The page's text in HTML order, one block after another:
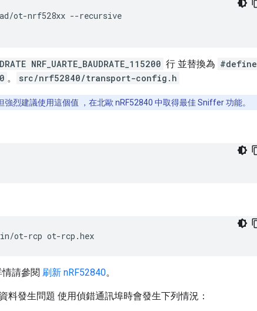
ot-nrf528xx --recursive
NRF_UARTE_BAUDRATE_115200 行 並替換為 #define
。 src/nrf52840/transport-config.h
烈建議使用這個值 ，在北歐 nRF52840 中取得最佳 Sniffer 功能。
ot-rcp ot-rcp.hex
請參閱 刷新 nRF52840。
料發生問題 使用偵錯通訊埠時會發生下列情況：